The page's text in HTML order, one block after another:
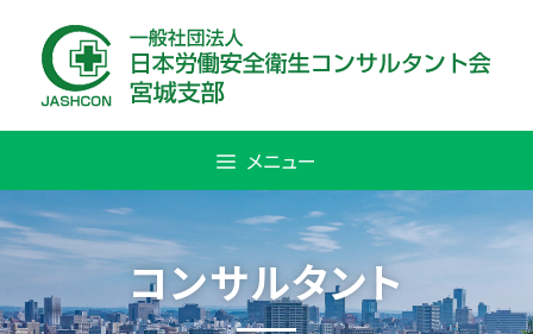
content
メニュー
コンサルタント